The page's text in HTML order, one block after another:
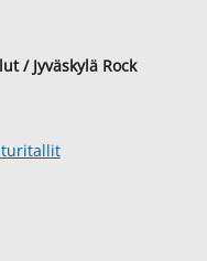
/ Jyväskylä Rock